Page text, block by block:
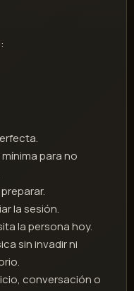
para no
la sesión.
la persona hoy.
sin invadir ni
conversación o